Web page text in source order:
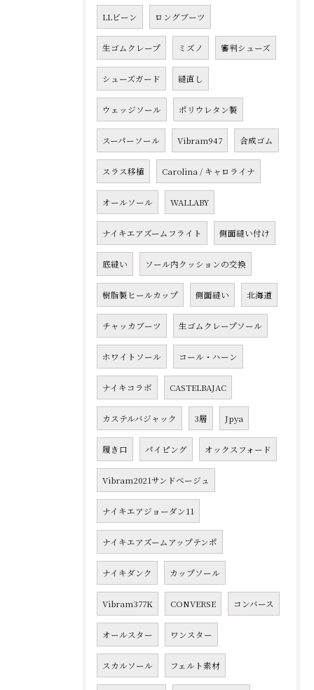
LLビーン ロングブーツ
生ゴムクレープ ミズノ 審判シューズ
シューズガード 縫直し
ウェッジソール ポリウレタン製
スーパーソール Vibram947 合成ゴム
スラス移植 Carolina / キャロライナ
オールソール WALLABY
ナイキエアズームフライト 側面縫い付け
底縫い ソール内クッションの交換
樹脂製ヒールカップ 側面縫い 北海道
チャッカブーツ 生ゴムクレープソール
ホワイトソール コール・ハーン
ナイキコラボ CASTELBAJAC
カステルバジャック 3層 Jpya
履き口 パイピング オックスフォード
Vibram2021サンドベージュ
ナイキエアジョーダン11
ナイキエアズームアップテンポ
ナイキダンク カップソール
Vibram377K CONVERSE コンバース
オールスター ワンスター
スカルソール フェルト素材